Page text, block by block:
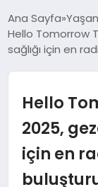
ADANA
MAGAZIN
Ana Sayfa
Hello Tomorrow
sağlığı için en
Hello
2025,
için en